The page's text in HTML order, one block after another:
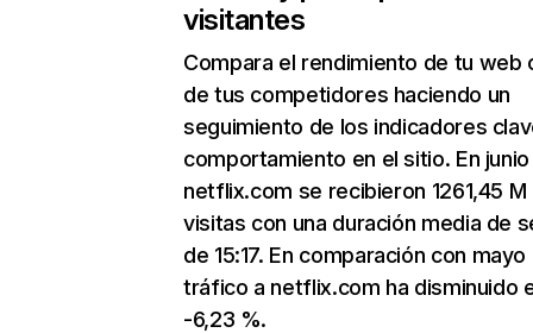
visitantes
Compara el rendimiento de tu web
de tus competidores haciendo un
seguimiento de los indicadores
comportamiento en el sitio. En junio
netflix.com se recibieron 1261,45 M
visitas con una duración media de
de 15:17. En comparación con mayo
tráfico a netflix.com ha disminuido
-6,23 %.